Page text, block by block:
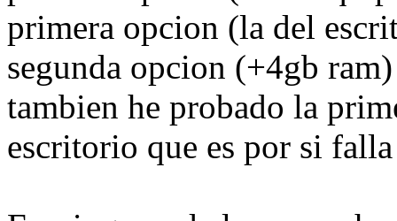
primera opcion (la del
segunda opcion (+4gb
tambien he probado la
escritorio que es por si